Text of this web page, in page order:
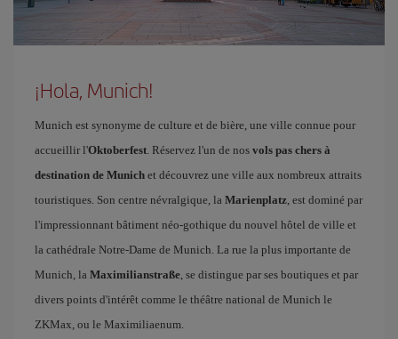
¡Hola, Munich!
Munich est synonyme de culture et de bière, une ville connue pour
accueillir l'Oktoberfest. Réservez l'un de nos vols pas chers à
destination de Munich et découvrez une ville aux nombreux attraits
touristiques. Son centre névralgique, la Marienplatz, est dominé par
l'impressionnant bâtiment néo-gothique du nouvel hôtel de ville et
la cathédrale Notre-Dame de Munich. La rue la plus importante de
Munich, la Maximilianstraße, se distingue par ses boutiques et par
divers points d'intérêt comme le théâtre national de Munich le
ZKMax, ou le Maximiliaenum.